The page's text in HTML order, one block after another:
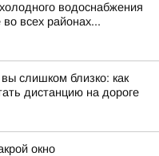
водоснабжения
всех районах...
слишком близко: как
дистанцию на дороге
окно